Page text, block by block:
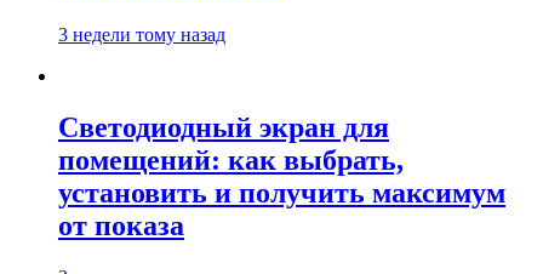
3 недели тому назад
Светодиодный экран для
помещений: как выбрать,
установить и получить максимум
от показа